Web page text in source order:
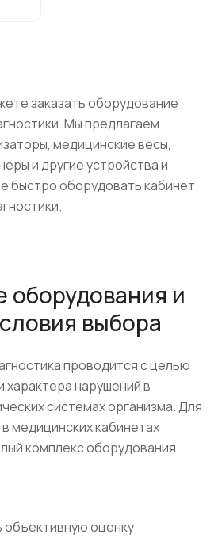
заказать оборудование
Мы предлагаем
медицинские весы,
и другие устройства и
быстро оборудовать кабинет
оборудования и
выбора
проводится с целью
характера нарушений в
системах организма. Для
медицинских кабинетах
комплекс оборудования.
объективную оценку